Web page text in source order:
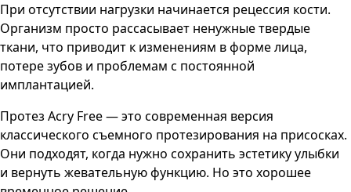
При отсутствии нагрузки начинается рецессия кости.
Организм просто рассасывает ненужные твердые
ткани, что приводит к изменениям в форме лица,
потере зубов и проблемам с постоянной
имплантацией.
Протез Acry Free — это современная версия
классического съемного протезирования на присосках.
Они подходят, когда нужно сохранить эстетику улыбки
и вернуть жевательную функцию. Но это хорошее